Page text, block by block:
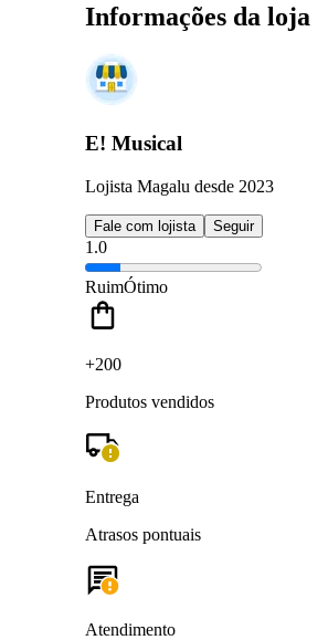
Informações da loja
E! Musical
Lojista Magalu desde 2023
Fale com lojista Seguir
1.0
RuimÓtimo
+200
Produtos vendidos
Entrega
Atrasos pontuais
Atendimento